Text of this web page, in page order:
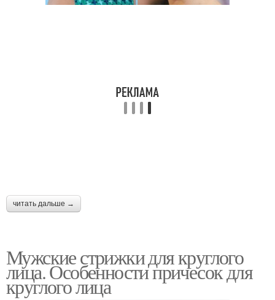
читать дальше →
Мужские стрижки для круглого
лица. Особенности причесок для
круглого лица